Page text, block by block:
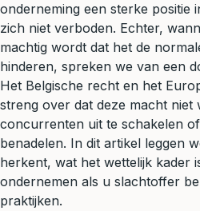
onderneming een sterke positie
zich niet verboden. Echter,
machtig wordt dat het de
hinderen, spreken we van een
Het Belgische recht en het
streng over dat deze macht niet
concurrenten uit te schakelen
benadelen. In dit artikel leggen
herkent, wat het wettelijk kader
ondernemen als u slachtoffer
praktijken.